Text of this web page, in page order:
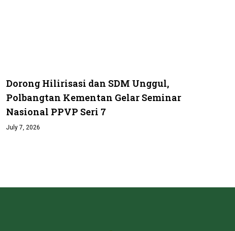
Dorong Hilirisasi dan SDM Unggul,
Polbangtan Kementan Gelar Seminar
Nasional PPVP Seri 7
July 7, 2026